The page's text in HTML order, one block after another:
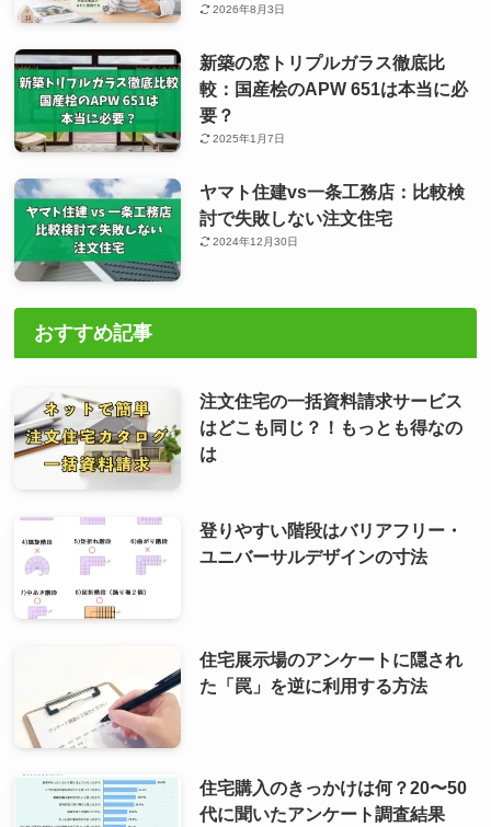
2026年8月3日
新築の窓トリプルガラス徹底比
較：国産桧のAPW 651は本当に必
要？
2025年1月7日
ヤマト住建vs一条工務店：比較検
討で失敗しない注文住宅
2024年12月30日
おすすめ記事
注文住宅の一括資料請求サービス
はどこも同じ？！もっとも得なの
は
登りやすい階段はバリアフリー・
ユニバーサルデザインの寸法
住宅展示場のアンケートに隠され
た「罠」を逆に利用する方法
住宅購入のきっかけは何？20〜50
代に聞いたアンケート調査結果